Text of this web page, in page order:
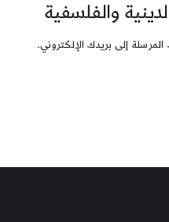
والفلسفية
إلى بريدك الإلكتروني.